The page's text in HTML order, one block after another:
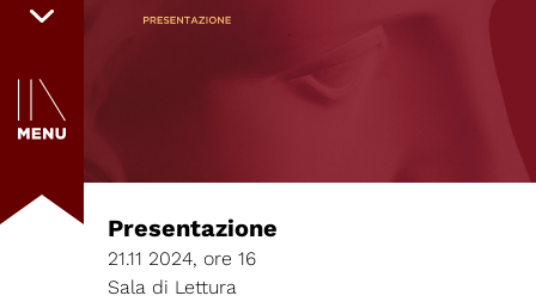
Presentazione
21.11 2024, ore 16
Sala di Lettura